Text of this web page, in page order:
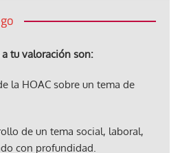
a tu valoración son:
la HOAC sobre un tema de
de un tema social, laboral,
con profundidad.